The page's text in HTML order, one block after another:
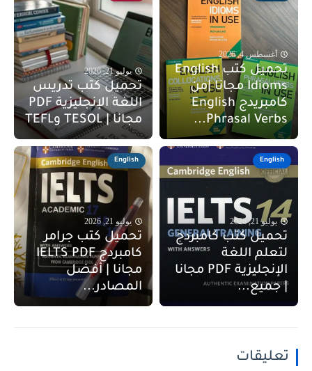
أغسطس 4, 2026
تحميل كتب English
Idioms مجانا |من
كامبريدج English
Phrasal Verbs...
يوليو 21, 2026
تحميل كتب تدريس
اللغة الإنجليزية PDF
مجانا | TESOL وTEFL
English
يوليو 21, 2026
تحميل كتب كامبردج
لتعلم اللغة
الإنجليزية PDF مجانا
| جميع...
English
يوليو 21, 2026
تحميل كتب جرامر
كامبردج IELTS PDF
مجانا | أفضل
المصادر...
تعليقات